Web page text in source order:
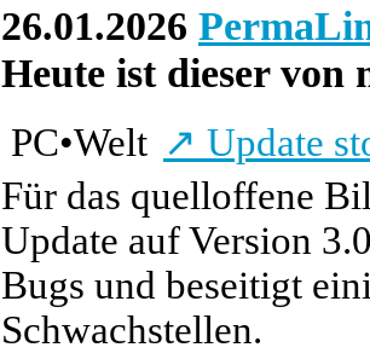
26.01.2026
Heute ist dieser von
PC•Welt ↗ Update
Für das quelloffene
Update auf Version
Bugs und beseitigt
Schwachstellen.